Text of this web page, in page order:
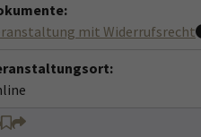
mit Widerrufsrecht